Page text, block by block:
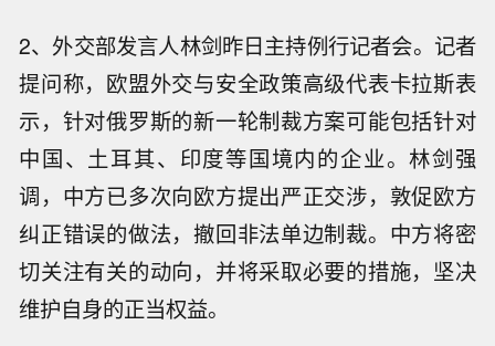
2、外交部发言人林剑昨日主持例行记者会。记者
提问称，欧盟外交与安全政策高级代表卡拉斯表
示，针对俄罗斯的新一轮制裁方案可能包括针对
中国、土耳其、印度等国境内的企业。林剑强
调，中方已多次向欧方提出严正交涉，敦促欧方
纠正错误的做法，撤回非法单边制裁。中方将密
切关注有关的动向，并将采取必要的措施，坚决
维护自身的正当权益。